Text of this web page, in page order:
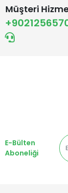
Müşteri
E-Bülten
Aboneliği